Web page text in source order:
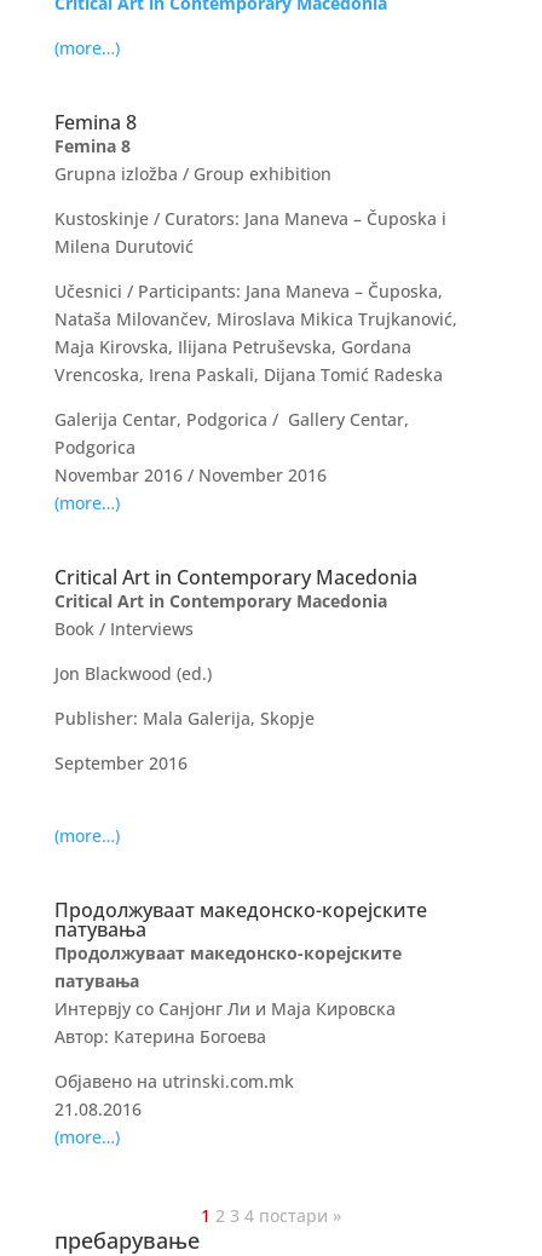
(more…)
Femina 8
Femina 8
Grupna izložba / Group exhibition
Kustoskinje / Curators: Jana Maneva – Čuposka i
Milena Durutović
Učesnici / Participants: Jana Maneva – Čuposka,
Nataša Milovančev, Miroslava Mikica Trujkanović,
Maja Kirovska, Ilijana Petruševska, Gordana
Vrencoska, Irena Paskali, Dijana Tomić Radeska
Galerija Centar, Podgorica / Gallery Centar,
Podgorica
Novembar 2016 / November 2016
(more…)
Critical Art in Contemporary Macedonia
Critical Art in Contemporary Macedonia
Book / Interviews
Jon Blackwood (ed.)
Publisher: Mala Galerija, Skopje
September 2016
(more…)
Продолжуваат македонско-корејските
патувања
Продолжуваат македонско-корејските
патувања
Интервју со Санјонг Ли и Маја Кировска
Автор: Катерина Богоева
Објавено на utrinski.com.mk
21.08.2016
(more…)
1 2 3 4 постари »
пребарување